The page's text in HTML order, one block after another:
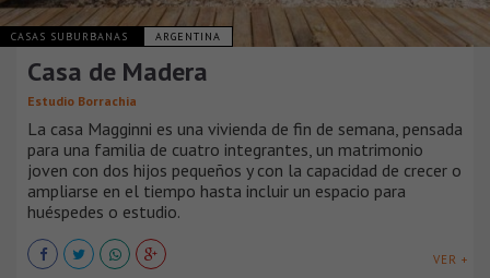
CASAS SUBURBANAS ARGENTINA
Casa de Madera
Estudio Borrachia
La casa Magginni es una vivienda de fin de semana, pensada
para una familia de cuatro integrantes, un matrimonio
joven con dos hijos pequeños y con la capacidad de crecer o
ampliarse en el tiempo hasta incluir un espacio para
huéspedes o estudio.
VER +